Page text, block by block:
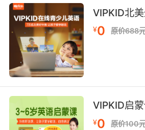
VIPKID北
¥0 原价688
VIPKID启
¥0 原价100